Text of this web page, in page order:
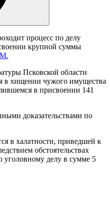
процесс по делу
крупной суммы
Псковской области
в хищении чужого имущества
в присвоении 141
доказательствами по
в халатности, приведшей к
обстоятельствах
уголовному делу в сумме 5